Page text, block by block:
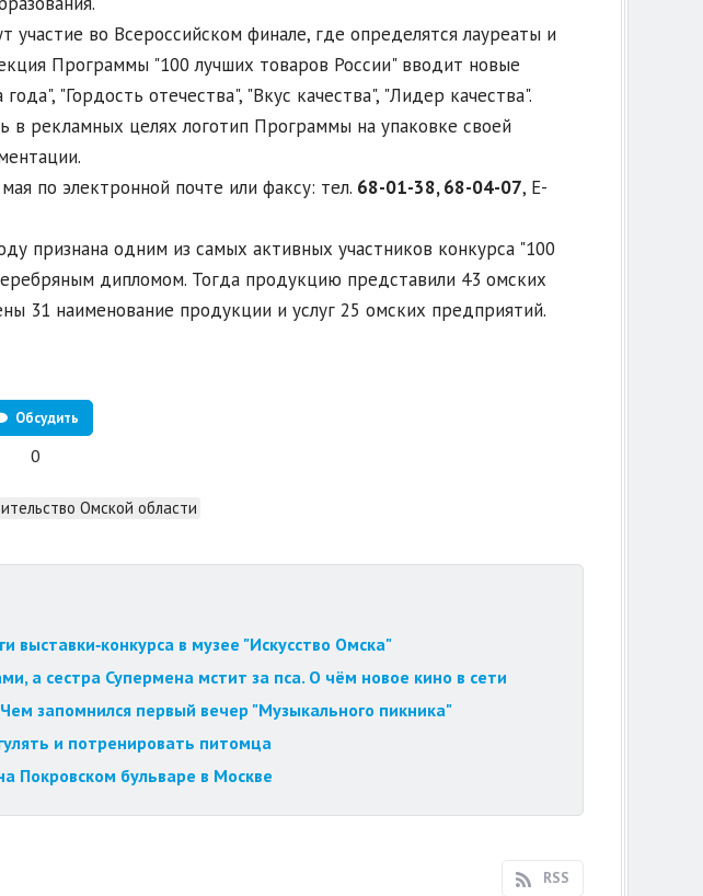
участие во Всероссийском финале, где определятся лауреаты и
Программы "100 лучших товаров России" вводит новые
"Гордость отечества", "Вкус качества", "Лидер качества".
в рекламных целях логотип Программы на упаковке своей
по электронной почте или факсу: тел. 68-01-38, 68-04-07, E-
признана одним из самых активных участников конкурса "100
дипломом. Тогда продукцию представили 43 омских
31 наименование продукции и услуг 25 омских предприятий.
Обсудить
0
Омской области
выставки‑конкурса в музее "Искусство Омска"
а сестра Супермена мстит за пса. О чём новое кино в сети
запомнился первый вечер "Музыкального пикника"
и потренировать питомца
Покровском бульваре в Москве
RSS